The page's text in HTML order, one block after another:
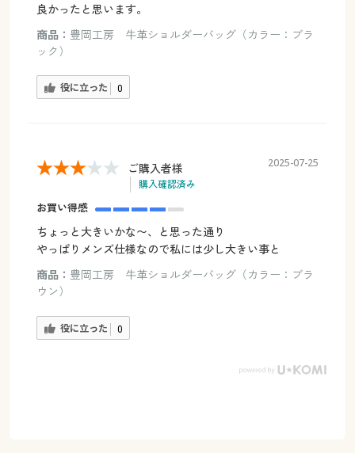
良かったと思います。
商品： 豊岡工房 牛革ショルダーバッグ（カラー：ブラ
ック）
役に立った 0
ご購入者様
購入確認済み
2025-07-25
お買い得感
ちょっと大きいかな〜、と思った通り
やっぱりメンズ仕様なので私には少し大きい事と
商品： 豊岡工房 牛革ショルダーバッグ（カラー：ブラ
ウン）
役に立った 0